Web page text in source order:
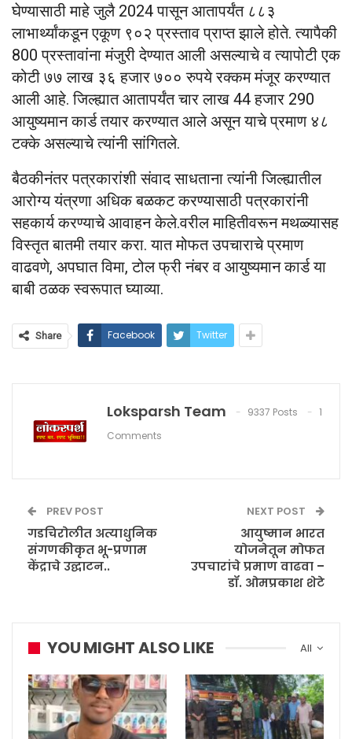
घेण्यासाठी माहे जुलै 2024 पासून आतापर्यंत ८८३
लाभार्थ्यांकडून एकूण ९०२ प्रस्ताव प्राप्त झाले होते. त्यापैकी
800 प्रस्तावांना मंजुरी देण्यात आली असल्याचे व त्यापोटी एक
कोटी ७७ लाख ३६ हजार ७०० रुपये रक्कम मंजूर करण्यात
आली आहे. जिल्ह्यात आतापर्यंत चार लाख 44 हजार 290
आयुष्यमान कार्ड तयार करण्यात आले असून याचे प्रमाण ४८
टक्के असल्याचे त्यांनी सांगितले.
बैठकीनंतर पत्रकारांशी संवाद साधताना त्यांनी जिल्ह्यातील
आरोग्य यंत्रणा अधिक बळकट करण्यासाठी पत्रकारांनी
सहकार्य करण्याचे आवाहन केले.वरील माहितीवरून मथळ्यासह
विस्तृत बातमी तयार करा. यात मोफत उपचाराचे प्रमाण
वाढवणे, अपघात विमा, टोल फ्री नंबर व आयुष्यमान कार्ड या
बाबी ठळक स्वरूपात घ्याव्या.
Share Facebook Twitter
Loksparsh Team 9337 Posts
1
Comments
PREV POST
गडचिरोलीत अत्याधुनिक
संगणकीकृत भू-प्रणाम
केंद्राचे उद्घाटन..
NEXT POST
आयुष्मान भारत
योजनेतून मोफत
उपचारांचे प्रमाण वाढवा –
डॉ. ओमप्रकाश शेटे
All
YOU MIGHT ALSO LIKE